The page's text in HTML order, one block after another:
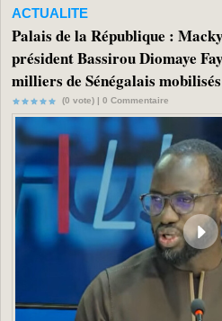
ACTUALITE
Palais de la République :
président Bassirou Diomaye
milliers de Sénégalais
(0 vote) | 0 Commentaire